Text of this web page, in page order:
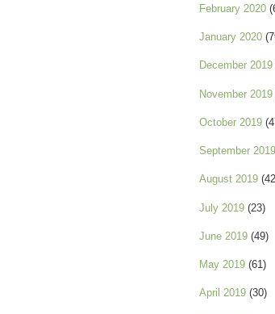
February 2020
January 2020
December 2019
November 2019
October 2019
September 2019
August 2019
July 2019 (23)
June 2019 (49)
May 2019 (61)
April 2019 (30)